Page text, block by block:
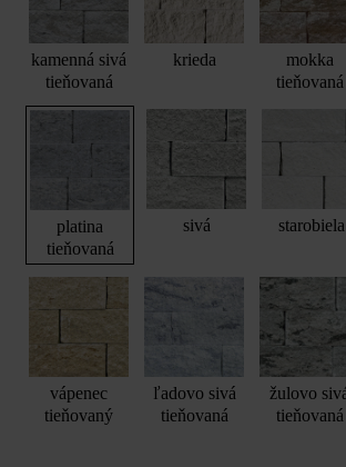
kamenná sivá
tieňovaná
krieda
mokka
tieňovaná
platina
tieňovaná
sivá starobiela
vápenec
tieňovaný
ľadovo sivá
tieňovaná
žulovo
tieňovaná